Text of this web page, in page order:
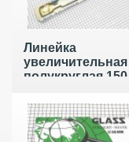
Линейка
увеличительная
полукруглая 150